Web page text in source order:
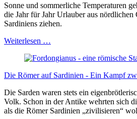
Sonne und sommerliche Temperaturen
die Jahr für Jahr Urlauber aus
Sardiniens ziehen.
Weiterlesen …
grottig.
schönsten
Sardiniens.
Die Römer auf Sardinien - Ein Kampf
Die Sarden waren stets ein
Volk. Schon in der Antike wehrten sich
als die Römer Sardinien „zivilisieren“